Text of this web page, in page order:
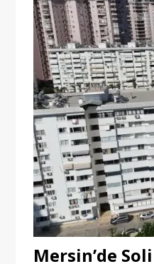
Mersin’de